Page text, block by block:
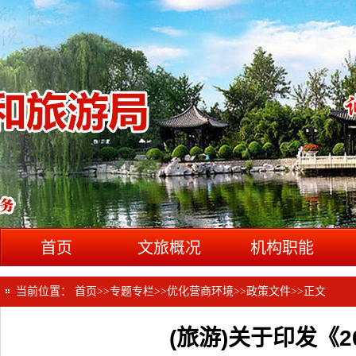
首页 文旅概况 机构职能
当前位置： 首页>>专题专栏>>优化营商环境>>政策文件>> 正文
(旅游)关于印发《